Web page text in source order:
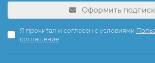
Оформить
Я прочитал и согласен с условиями
соглашение